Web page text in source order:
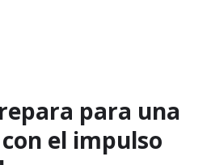
para una
el impulso